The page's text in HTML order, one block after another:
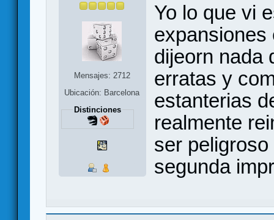
Mensajes: 2712
Ubicación: Barcelona
Distinciones
Yo lo que vi
expansiones
dijeorn nada
erratas y
estanterias
realmente
ser
segunda